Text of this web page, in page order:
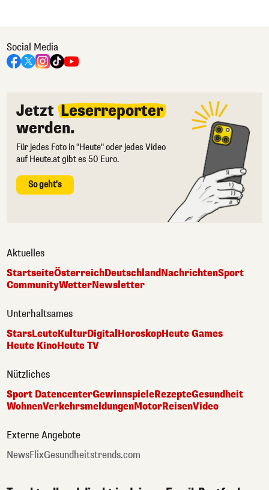
Social Media
Jetzt Leserreporter
werden.
Für jedes Foto in "Heute" oder jedes Video
auf Heute.at gibt es 50 Euro.
So geht's
Aktuelles
StartseiteÖsterreichDeutschlandNachrichtenSport
CommunityWetterNewsletter
Unterhaltsames
StarsLeuteKulturDigital HoroskopHeute Games
Heute KinoHeute TV
Nützliches
Sport DatencenterGewinnspieleRezepteGesundheit
WohnenVerkehrsmeldungenMotorReisenVideo
Externe Angebote
NewsFlixGesundheitstrends.com